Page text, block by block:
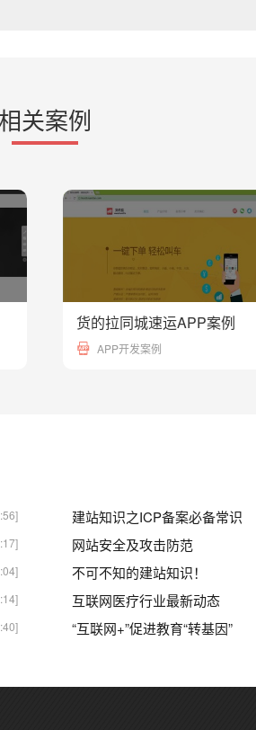
相关案例
货的拉同城速运APP案例
APP开发案例
建站知识之ICP备案必备常识
网站安全及攻击防范
不可不知的建站知识！
互联网医疗行业最新动态
“互联网+”促进教育“转基因”